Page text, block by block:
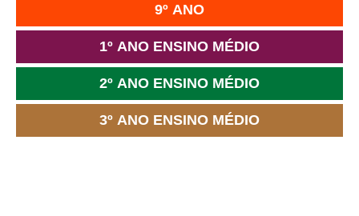
9º ANO
1º ANO ENSINO MÉDIO
2º ANO ENSINO MÉDIO
3º ANO ENSINO MÉDIO